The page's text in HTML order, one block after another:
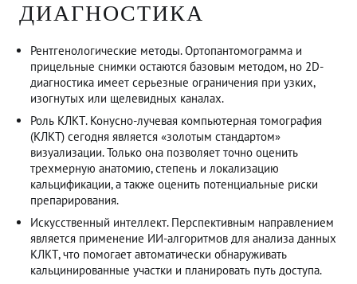
ДИАГНОСТИКА
Рентгенологические методы. Ортопантомограмма и
прицельные снимки остаются базовым методом, но 2D-
диагностика имеет серьезные ограничения при узких,
изогнутых или щелевидных каналах.
Роль КЛКТ. Конусно-лучевая компьютерная томография
(КЛКТ) сегодня является «золотым стандартом»
визуализации. Только она позволяет точно оценить
трехмерную анатомию, степень и локализацию
кальцификации, а также оценить потенциальные риски
препарирования.
Искусственный интеллект. Перспективным направлением
является применение ИИ-алгоритмов для анализа данных
КЛКТ, что помогает автоматически обнаруживать
кальцинированные участки и планировать путь доступа.